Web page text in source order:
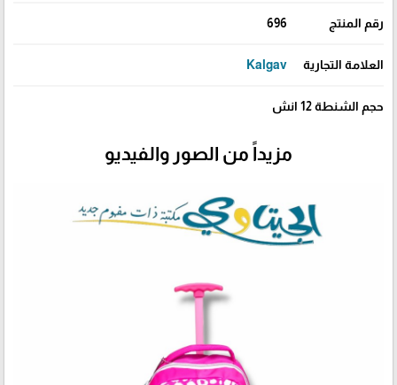
رقم المنتج 696
العلامة التجارية Kalgav
حجم الشنطة 12 انش
مزيداً من الصور والفيديو